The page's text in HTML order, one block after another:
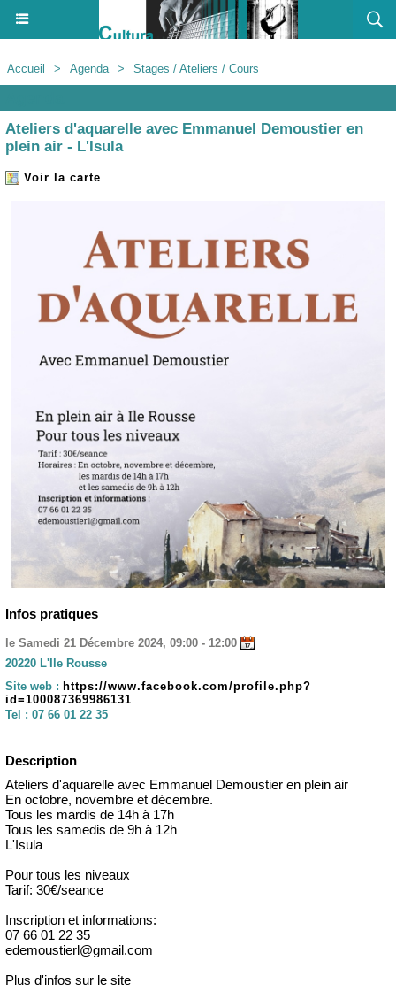
Accueil > Agenda > Stages / Ateliers / Cours
Ateliers d'aquarelle avec Emmanuel Demoustier en
plein air - L'Isula
Voir la carte
Infos pratiques
le Samedi 21 Décembre 2024, 09:00 - 12:00
20220 L'Ile Rousse
Site web : https://www.facebook.com/profile.php?
id=100087369986131
Tel : 07 66 01 22 35
Description
Ateliers d'aquarelle avec Emmanuel Demoustier en plein air
En octobre, novembre et décembre.
Tous les mardis de 14h à 17h
Tous les samedis de 9h à 12h
L'Isula
Pour tous les niveaux
Tarif: 30€/seance
Inscription et informations:
07 66 01 22 35
edemoustierl@gmail.com
Plus d'infos sur le site